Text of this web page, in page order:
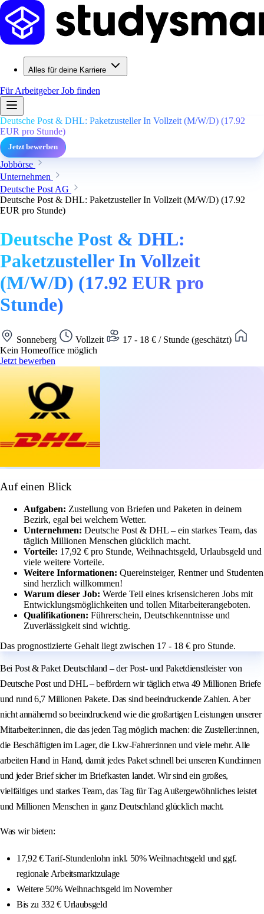
Alles für deine Karriere
Für ArbeitgeberJob finden
Deutsche Post & DHL: Paketzusteller In Vollzeit (M/W/D) (17.92
EUR pro Stunde)
Jetzt bewerben
Jobbörse
Unternehmen
Deutsche Post AG
Deutsche Post & DHL: Paketzusteller In Vollzeit (M/W/D) (17.92
EUR pro Stunde)
Deutsche Post & DHL:
Paketzusteller In Vollzeit
(M/W/D) (17.92 EUR pro
Stunde)
Sonneberg Vollzeit
17 - 18 € / Stunde (geschätzt)
Kein Homeoffice möglich
Jetzt bewerben
Auf einen Blick
Aufgaben: Zustellung von Briefen und Paketen in deinem
Bezirk, egal bei welchem Wetter.
Unternehmen: Deutsche Post & DHL – ein starkes Team, das
täglich Millionen Menschen glücklich macht.
Vorteile: 17,92 € pro Stunde, Weihnachtsgeld, Urlaubsgeld und
viele weitere Vorteile.
Weitere Informationen: Quereinsteiger, Rentner und Studenten
sind herzlich willkommen!
Warum dieser Job: Werde Teil eines krisensicheren Jobs mit
Entwicklungsmöglichkeiten und tollen Mitarbeiterangeboten.
Qualifikationen: Führerschein, Deutschkenntnisse und
Zuverlässigkeit sind wichtig.
Das prognostizierte Gehalt liegt zwischen 17 - 18 € pro Stunde.
Bei Post & Paket Deutschland – der Post- und Paketdienstleister von
Deutsche Post und DHL – befördern wir täglich etwa 49 Millionen Briefe
und rund 6,7 Millionen Pakete. Das sind beeindruckende Zahlen. Aber
nicht annähernd so beeindruckend wie die großartigen Leistungen unserer
Mitarbeiter:innen, die das jeden Tag möglich machen: die Zusteller:innen,
die Beschäftigten im Lager, die Lkw-Fahrer:innen und viele mehr. Alle
arbeiten Hand in Hand, damit jedes Paket schnell bei unseren Kund:innen
und jeder Brief sicher im Briefkasten landet. Wir sind ein großes,
vielfältiges und starkes Team, das Tag für Tag Außergewöhnliches leistet
und Millionen Menschen in ganz Deutschland glücklich macht.
Was wir bieten:
17,92 € Tarif-Stundenlohn inkl. 50% Weihnachtsgeld und ggf.
regionale Arbeitsmarktzulage
Weitere 50% Weihnachtsgeld im November
Bis zu 332 € Urlaubsgeld